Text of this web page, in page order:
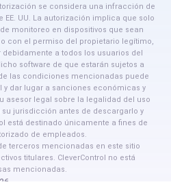
se considera una infracción de
EE. UU. La autorización implica que solo
monitoreo en dispositivos que sean
con el permiso del propietario legítimo,
a todos los usuarios del
software de que estarán sujetos a
las condiciones mencionadas puede
dar lugar a sanciones económicas y
asesor legal sobre la legalidad del uso
su jurisdicción antes de descargarlo y
está destinado únicamente a fines de
de empleados.
terceros mencionadas en este sitio
titulares. CleverControl no está
mencionadas.